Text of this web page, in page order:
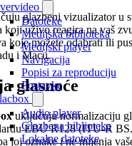
Datoteke
Medijska biblioteka
Medijski player
Navigacija
Popisi za reproduciju
Postavke
Audio player
Glazbena biblioteka
Lokalne datoteke
glazbeni vizualizator u
koji uživo reagira na vaš
koje možete odabrati ili
i Macu.
glasnoće
uključuju normalizaciju
EBU R128 (ITU-R
joj oznake i ne mijenja